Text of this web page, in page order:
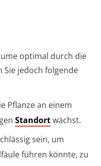
optimal durch die
Sie jedoch folgende
Pflanze an einem
Standortwächst.
sein, um
führen könnte, zu